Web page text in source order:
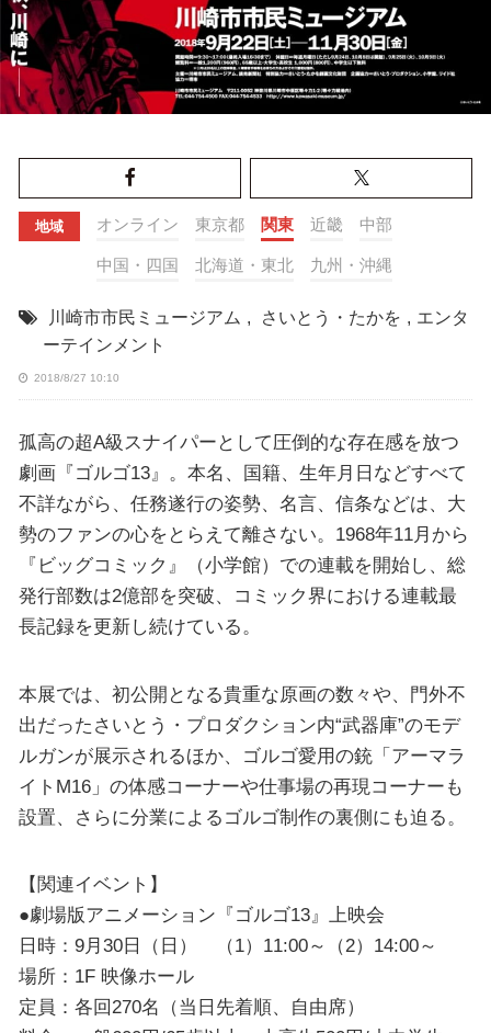
地域 オンライン 東京都 関東 近畿 中部
中国・四国 北海道・東北 九州・沖縄
川崎市市民ミュージアム , さいとう・たかを , エンタ
ーテインメント
2018/8/27 10:10
孤高の超A級スナイパーとして圧倒的な存在感を放つ
劇画『ゴルゴ13』。本名、国籍、生年月日などすべて
不詳ながら、任務遂行の姿勢、名言、信条などは、大
勢のファンの心をとらえて離さない。1968年11月から
『ビッグコミック』（小学館）での連載を開始し、総
発行部数は2億部を突破、コミック界における連載最
長記録を更新し続けている。
本展では、初公開となる貴重な原画の数々や、門外不
出だったさいとう・プロダクション内“武器庫”のモデ
ルガンが展示されるほか、ゴルゴ愛用の銃「アーマラ
イトM16」の体感コーナーや仕事場の再現コーナーも
設置、さらに分業によるゴルゴ制作の裏側にも迫る。
【関連イベント】
●劇場版アニメーション『ゴルゴ13』上映会
日時：9月30日（日） （1）11:00～（2）14:00～
場所：1F 映像ホール
定員：各回270名（当日先着順、自由席）